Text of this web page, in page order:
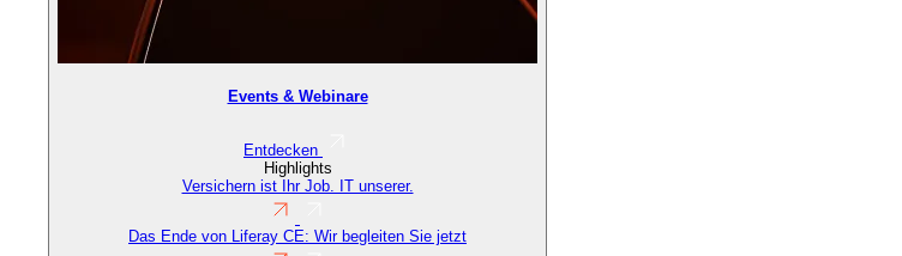
Events & Webinare
Entdecken
Highlights
Versichern ist Ihr Job. IT unserer.
Das Ende von Liferay CE: Wir begleiten Sie jetzt